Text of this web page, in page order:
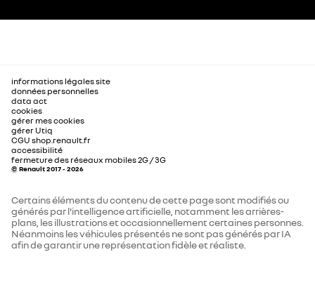
informations légales site
données personnelles
data act
cookies
gérer mes cookies
gérer Utiq
CGU shop.renault.fr
accessibilité
fermeture des réseaux mobiles 2G / 3G
© Renault 2017 - 2026
Certains éléments du contenu de cette page sont modifiés ou
générés par l'intelligence artificielle, notamment les arrières-
plans, les illustrations et occasionnellement certaines personnes.
Néanmoins les véhicules présentés ne sont pas générés par IA
afin de garantir une représentation fidèle et réaliste.